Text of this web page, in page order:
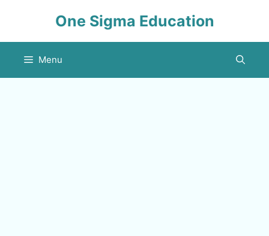
One Sigma Education
Menu